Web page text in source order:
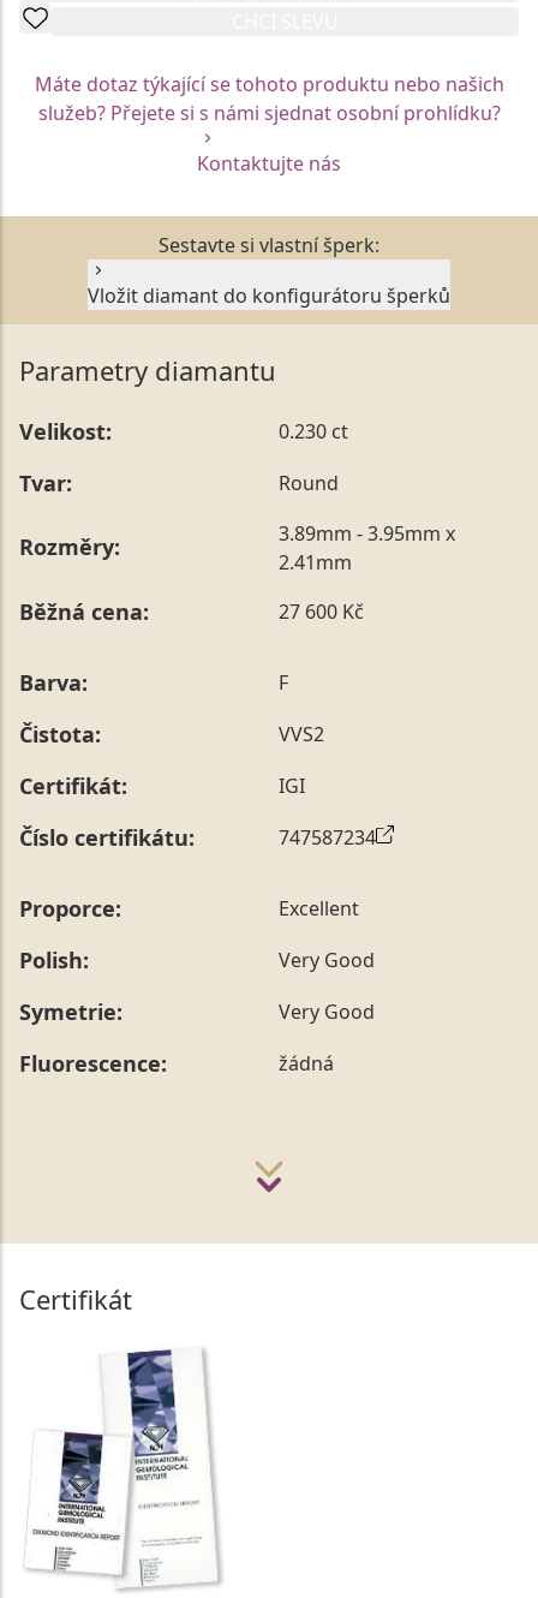
Máte dotaz týkající se tohoto produktu nebo našich
služeb? Přejete si s námi sjednat osobní prohlídku?
Kontaktujte nás
Sestavte si vlastní šperk:
Vložit diamant do konfigurátoru šperků
Parametry diamantu
Velikost: 0.230 ct
Tvar: Round
Rozměry:
3.89mm - 3.95mm x
2.41mm
Běžná cena: 27 600 Kč
Barva: F
Čistota: VVS2
Certifikát: IGI
Číslo certifikátu: 747587234
Proporce: Excellent
Polish: Very Good
Symetrie: Very Good
Fluorescence: žádná
Certifikát